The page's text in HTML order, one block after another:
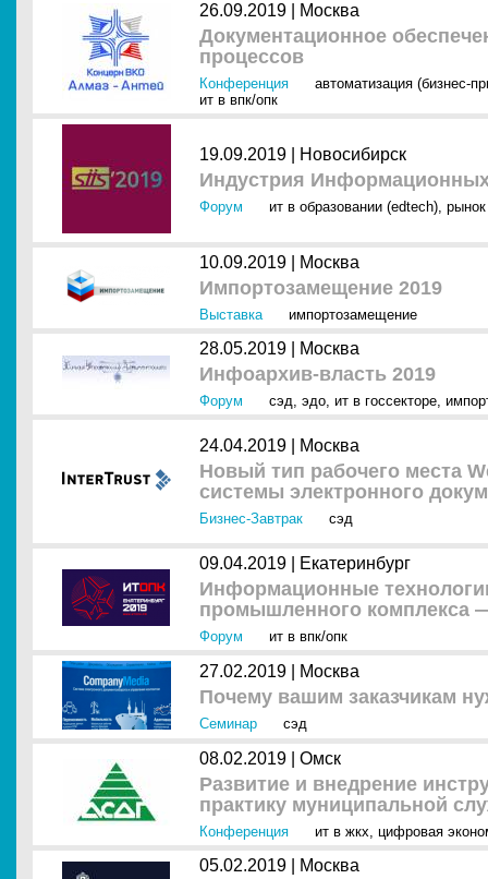
26.09.2019 | Москва
Документационное
процессов
Конференция
автоматизация (бизнес-
ит в впк/опк
19.09.2019 | Новосибирск
Индустрия
Форум ит в образовании (edtech), рынок
10.09.2019 | Москва
Импортозамещение 2019
Выставка импортозамещение
28.05.2019 | Москва
Инфоархив-власть 2019
Форум сэд, эдо, ит в госсекторе,
24.04.2019 | Москва
Новый тип рабочего места
системы электронного
Бизнес-Завтрак сэд
09.04.2019 | Екатеринбург
Информационные
промышленного комплекса
Форум ит в впк/опк
27.02.2019 | Москва
Почему вашим заказчикам
Семинар сэд
08.02.2019 | Омск
Развитие и внедрение
практику муниципальной
Конференция ит в жкх, цифровая
05.02.2019 | Москва